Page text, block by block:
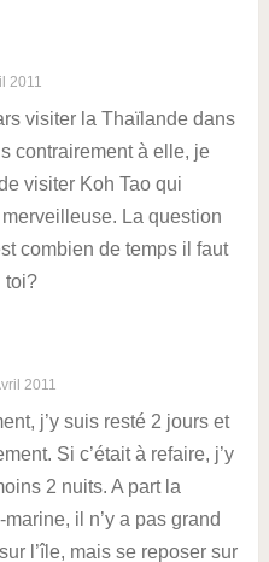
2011
visiter la Thaïlande dans
contrairement à elle, je
visiter Koh Tao qui
La question
combien de temps il faut
toi?
2011
j’y suis resté 2 jours et
Si c’était à refaire, j’y
2 nuits. A part la
il n’y a pas grand
l’île, mais se reposer sur